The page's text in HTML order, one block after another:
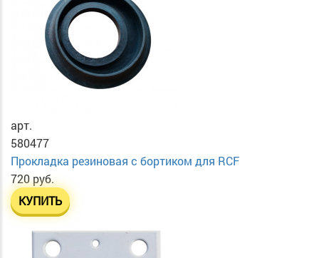
арт.
580477
Прокладка резиновая с бортиком для RCF
720 руб.
КУПИТЬ